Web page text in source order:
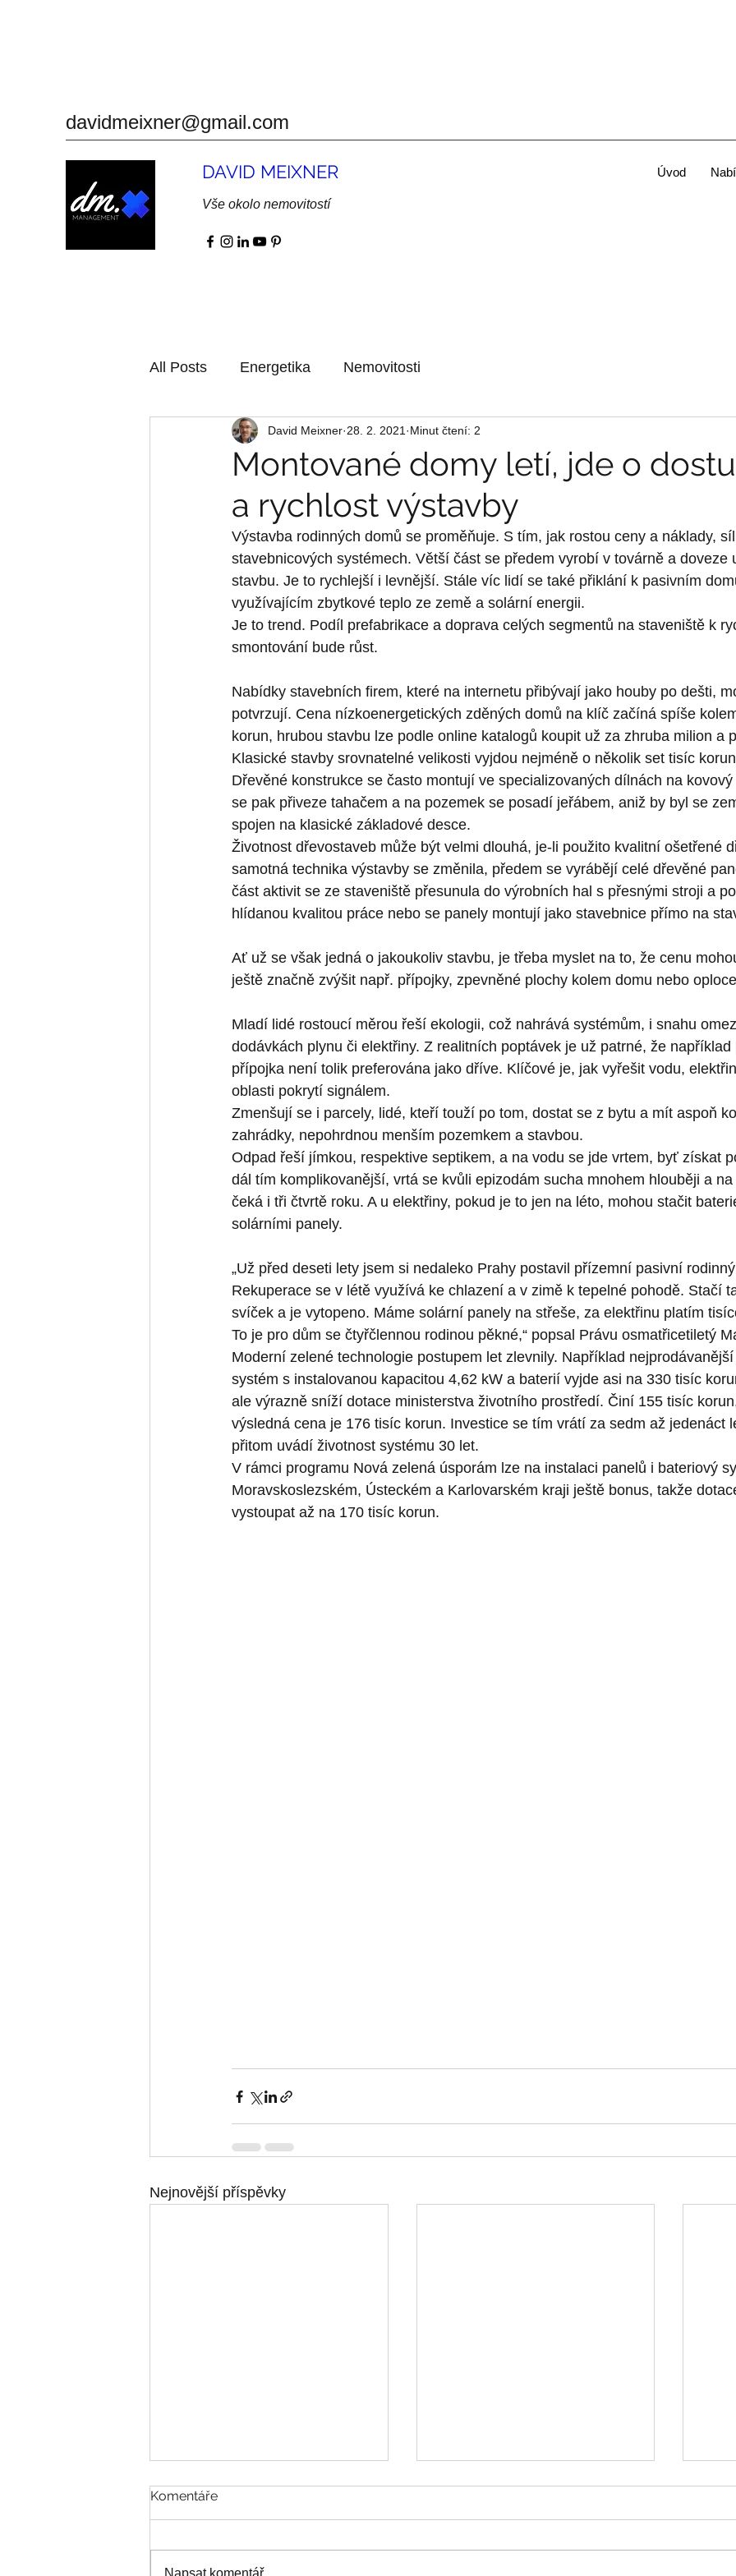
davidmeixner@gmail.com
DAVID MEIXNER
Vše okolo nemovitostí
Úvod
All Posts Energetika Nemovitosti
Montované domy letí, jde o
a rychlost výstavby
David Meixner 28. 2. 2021 Minut čtení: 2
Výstavba rodinných domů se proměňuje. S tím, jak rostou ceny a náklady,
stavebnicových systémech. Větší část se předem vyrobí v továrně a doveze
stavbu. Je to rychlejší i levnější. Stále víc lidí se také přiklání k pasivním
využívajícím zbytkové teplo ze země a solární energii.
Je to trend. Podíl prefabrikace a doprava celých segmentů na staveniště k
smontování bude růst.
Nabídky stavebních firem, které na internetu přibývají jako houby po dešti,
potvrzují. Cena nízkoenergetických zděných domů na klíč začíná spíše
korun, hrubou stavbu lze podle online katalogů koupit už za zhruba milion a
Klasické stavby srovnatelné velikosti vyjdou nejméně o několik set tisíc
Dřevěné konstrukce se často montují ve specializovaných dílnách na
se pak přiveze tahačem a na pozemek se posadí jeřábem, aniž by byl se
spojen na klasické základové desce.
Životnost dřevostaveb může být velmi dlouhá, je-li použito kvalitní ošetřené
samotná technika výstavby se změnila, předem se vyrábějí celé dřevěné
část aktivit se ze staveniště přesunula do výrobních hal s přesnými stroji a
hlídanou kvalitou práce nebo se panely montují jako stavebnice přímo na
Ať už se však jedná o jakoukoliv stavbu, je třeba myslet na to, že cenu
ještě značně zvýšit např. přípojky, zpevněné plochy kolem domu nebo
Mladí lidé rostoucí měrou řeší ekologii, což nahrává systémům, i snahu
dodávkách plynu či elektřiny. Z realitních poptávek je už patrné, že například
přípojka není tolik preferována jako dříve. Klíčové je, jak vyřešit vodu,
oblasti pokrytí signálem.
Zmenšují se i parcely, lidé, kteří touží po tom, dostat se z bytu a mít aspoň
zahrádky, nepohrdnou menším pozemkem a stavbou.
Odpad řeší jímkou, respektive septikem, a na vodu se jde vrtem, byť získat
dál tím komplikovanější, vrtá se kvůli epizodám sucha mnohem hlouběji a
čeká i tři čtvrtě roku. A u elektřiny, pokud je to jen na léto, mohou stačit
solárními panely.
„Už před deseti lety jsem si nedaleko Prahy postavil přízemní pasivní
Rekuperace se v létě využívá ke chlazení a v zimě k tepelné pohodě. Stačí
svíček a je vytopeno. Máme solární panely na střeše, za elektřinu platím
To je pro dům se čtyřčlennou rodinou pěkné,“ popsal Právu osmatřicetiletý
Moderní zelené technologie postupem let zlevnily. Například
systém s instalovanou kapacitou 4,62 kW a baterií vyjde asi na 330 tisíc
ale výrazně sníží dotace ministerstva životního prostředí. Činí 155 tisíc
výsledná cena je 176 tisíc korun. Investice se tím vrátí za sedm až jedenáct
přitom uvádí životnost systému 30 let.
V rámci programu Nová zelená úsporám lze na instalaci panelů i bateriový
Moravskoslezském, Ústeckém a Karlovarském kraji ještě bonus, takže
vystoupat až na 170 tisíc korun.
Nejnovější příspěvky
Komentáře